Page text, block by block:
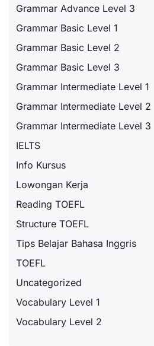
Grammar Advance Level 3
Grammar Basic Level 1
Grammar Basic Level 2
Grammar Basic Level 3
Grammar Intermediate Level 1
Grammar Intermediate Level 2
Grammar Intermediate Level 3
IELTS
Info Kursus
Lowongan Kerja
Reading TOEFL
Structure TOEFL
Tips Belajar Bahasa Inggris
TOEFL
Uncategorized
Vocabulary Level 1
Vocabulary Level 2